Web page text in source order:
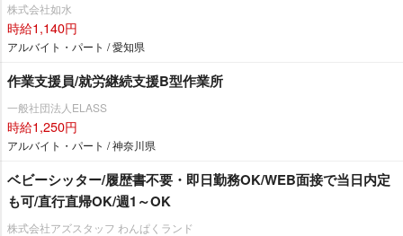
株式会社如水
時給1,140円
アルバイト・パート / 愛知県
作業支援員/就労継続支援B型作業所
一般社団法人ELASS
時給1,250円
アルバイト・パート / 神奈川県
ベビーシッター/履歴書不要・即日勤務OK/WEB面接で当日内定
も可/直行直帰OK/週1～OK
株式会社アズスタッフ わんぱくランド